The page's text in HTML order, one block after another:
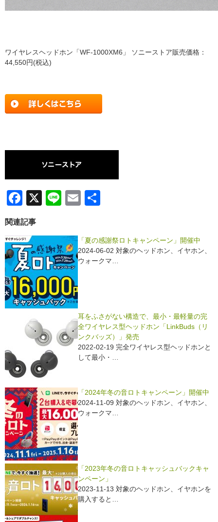
ワイヤレスヘッドホン「WF-1000XM6」 ソニーストア販売価格：
44,550円(税込)
F
c
e
b
o
o
k
X
Li
E
関連記事
「夏の感謝祭ロトキャンペーン」開催中
2024-06-02 対象のヘッドホン、イヤホン、
ウォークマ…
耳をふさがない構造で、最小・最軽量の完
全ワイヤレス型ヘッドホン「LinkBuds（リ
ンクバッズ）」発売
2022-02-19 完全ワイヤレス型ヘッドホンと
して最小・…
「2024年冬の音ロトキャンペーン」開催中
2024-11-09 対象のヘッドホン、イヤホン、
ウォークマ…
「2023年冬の音ロトキャッシュバックキャ
ンペーン」
2023-11-13 対象のヘッドホン、イヤホンを
購入すると…